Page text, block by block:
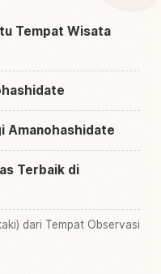
Tempat Wisata
Amanohashidate
Terbaik di
dari Tempat Observasi